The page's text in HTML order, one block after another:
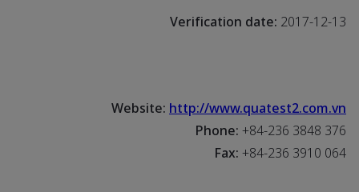
Verification date:2017-12-13
Website:http://www.quatest2.com.vn
Phone:+84-236 3848 376
Fax:+84-236 3910 064